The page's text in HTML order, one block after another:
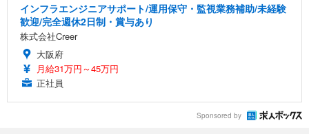
インフラエンジニアサポート/運用保守・監視業務補助/未経験
歓迎/完全週休2日制・賞与あり
株式会社Creer
大阪府
月給31万円～45万円
正社員
Sponsored by